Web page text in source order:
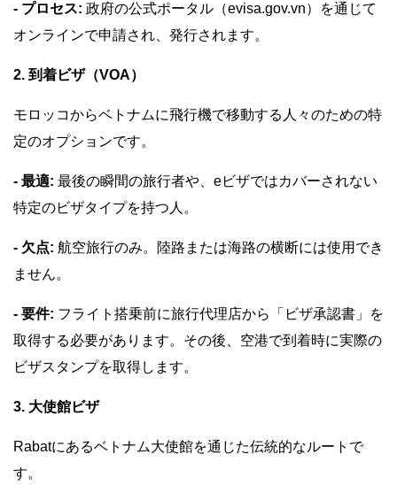
- プロセス: 政府の公式ポータル（evisa.gov.vn）を通じて
オンラインで申請され、発行されます。
2. 到着ビザ（VOA）
モロッコからベトナムに飛行機で移動する人々のための特
定のオプションです。
- 最適: 最後の瞬間の旅行者や、eビザではカバーされない
特定のビザタイプを持つ人。
- 欠点: 航空旅行のみ。陸路または海路の横断には使用でき
ません。
- 要件: フライト搭乗前に旅行代理店から「ビザ承認書」を
取得する必要があります。その後、空港で到着時に実際の
ビザスタンプを取得します。
3. 大使館ビザ
Rabatにあるベトナム大使館を通じた伝統的なルートで
す。